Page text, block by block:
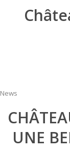
News
UNE